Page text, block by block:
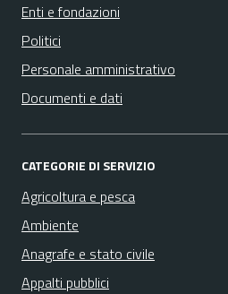
Enti e fondazioni
Politici
Personale amministrativo
Documenti e dati
CATEGORIE DI SERVIZIO
Agricoltura e pesca
Ambiente
Anagrafe e stato civile
Appalti pubblici